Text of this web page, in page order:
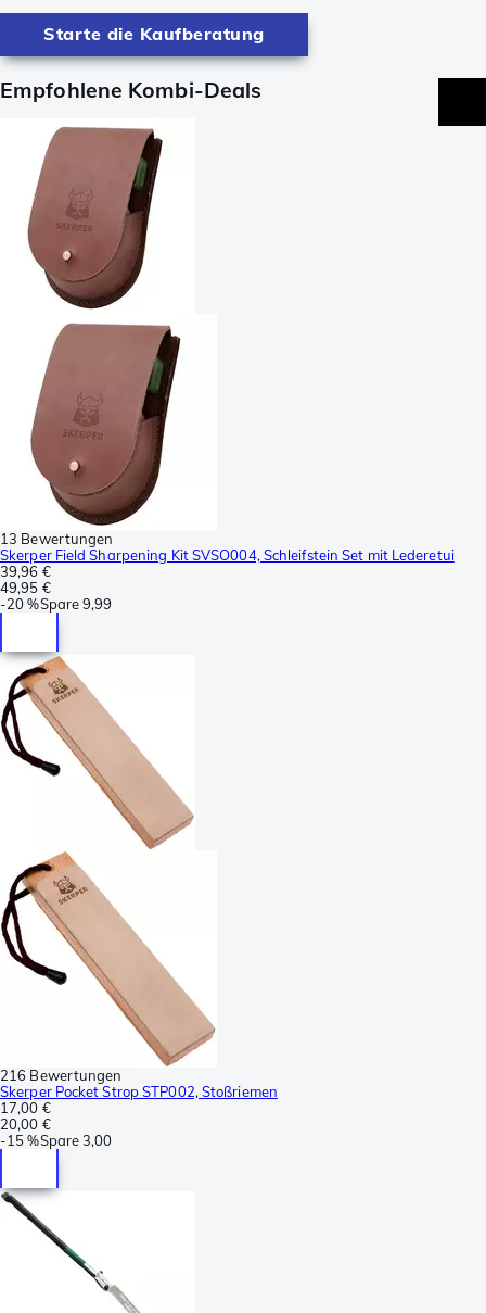
Starte die Kaufberatung
Empfohlene Kombi-Deals
13 Bewertungen
Skerper Field Sharpening Kit SVSO004, Schleifstein Set mit Lederetui
39,96 €
49,95 €
-20 %Spare9,99
216 Bewertungen
Skerper Pocket Strop STP002, Stoßriemen
17,00 €
20,00 €
-15 %Spare3,00